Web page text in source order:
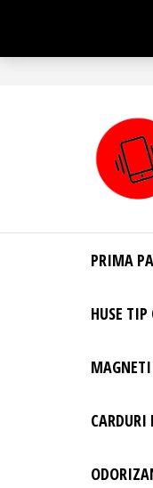
conținut
Site
Huse
Huse
Personalizate
Telefon –
– Accesorii
PRIMA
HUSE TIP
CARDURI